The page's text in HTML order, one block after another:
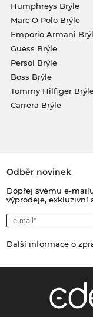
Humphreys Brýle
Marc O Polo Brýle
Emporio Armani
Guess Brýle
Persol Brýle
Boss Brýle
Tommy Hilfiger
Carrera Brýle
Odběr novinek
Dopřej svému e-
výprodeje, exkluzivní
Další informace o